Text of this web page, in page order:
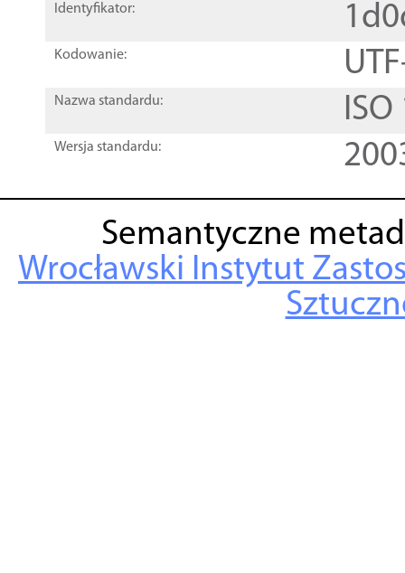
Identyfikator:
Kodowanie:
Nazwa standardu:
Wersja standardu:
Semantyczne
Wrocławski Instytut